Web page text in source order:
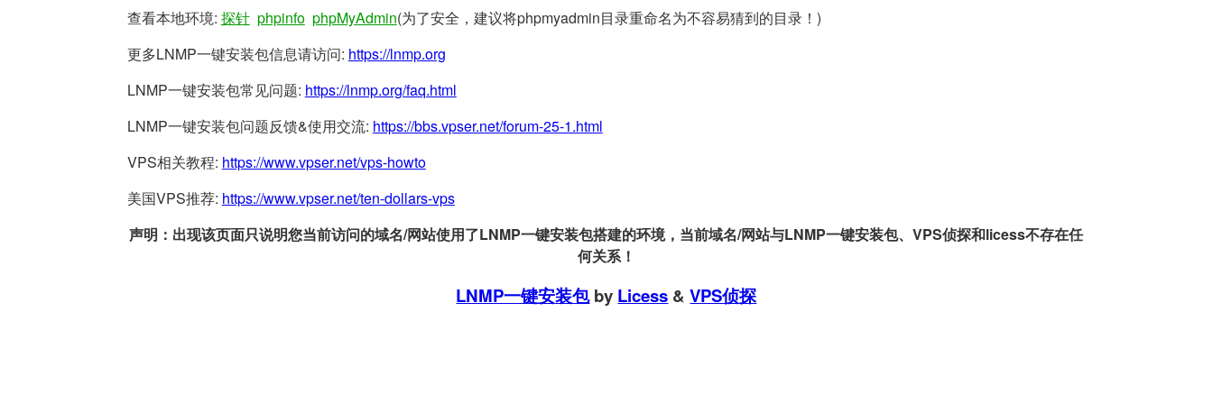
查看本地环境: 探针 phpinfo phpMyAdmin(为了安全，建议将phpmyadmin目录重命名为不容易猜到的目录！)
更多LNMP一键安装包信息请访问: https://lnmp.org
LNMP一键安装包常见问题: https://lnmp.org/faq.html
LNMP一键安装包问题反馈&使用交流: https://bbs.vpser.net/forum-25-1.html
VPS相关教程: https://www.vpser.net/vps-howto
美国VPS推荐: https://www.vpser.net/ten-dollars-vps
声明：出现该页面只说明您当前访问的域名/网站使用了LNMP一键安装包搭建的环境，当前域名/网站与LNMP一键安装包、VPS侦探和licess不存在任
何关系！
LNMP一键安装包by Licess &VPS侦探